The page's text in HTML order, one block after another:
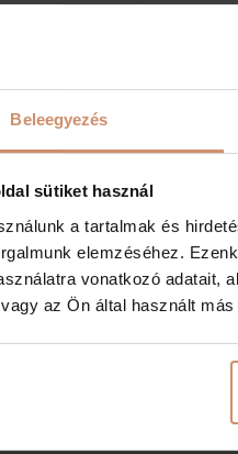
Beleegyezés
sütiket használ
a tartalmak és
elemzéséhez.
vonatkozó adatait,
az Ön által használt